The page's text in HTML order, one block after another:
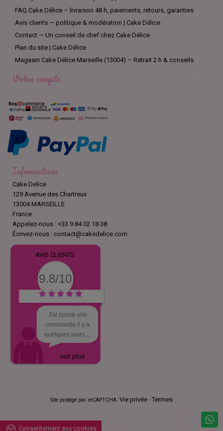
FAQ Cake Délice – livraison 48 h, paiements, retours, garanties
Avis clients — politique & modération | Cake Délice
Contact — Un conseil de chef chez Cake Délice
Plan du site | Cake Délice
Magasin Cake Délice Marseille (13004) – Retrait 2 h & conseils
Votre compte
Informations
Cake Delice
129 Avenue des Chartreux
13004 MARSEILLE
France
Appelez-nous : +33 9 84 02 18 38
Écrivez-nous : contact@cakedelice.com
AVIS CLIENTS
9.8/10
J'ai passé une
commande il y a
quelques jours,...
voir plus
Site protégé par reCAPTCHA. Vie privée - Termes
Consentement aux cookies